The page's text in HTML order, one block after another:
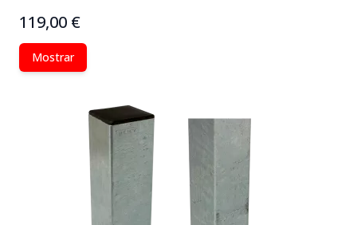
119,00 €
Mostrar